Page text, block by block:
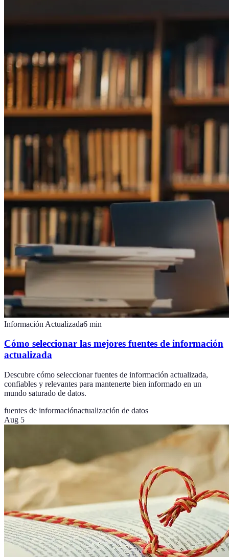
Información Actualizada6 min
Cómo seleccionar las mejores fuentes de información
actualizada
Descubre cómo seleccionar fuentes de información actualizada,
confiables y relevantes para mantenerte bien informado en un
mundo saturado de datos.
fuentes de informaciónactualización de datos
Aug 5